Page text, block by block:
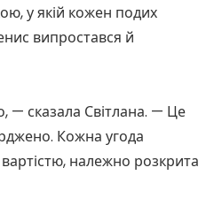
у якій кожен подих
випростався й
сказала Світлана. — Це
Кожна угода
належно розкрита